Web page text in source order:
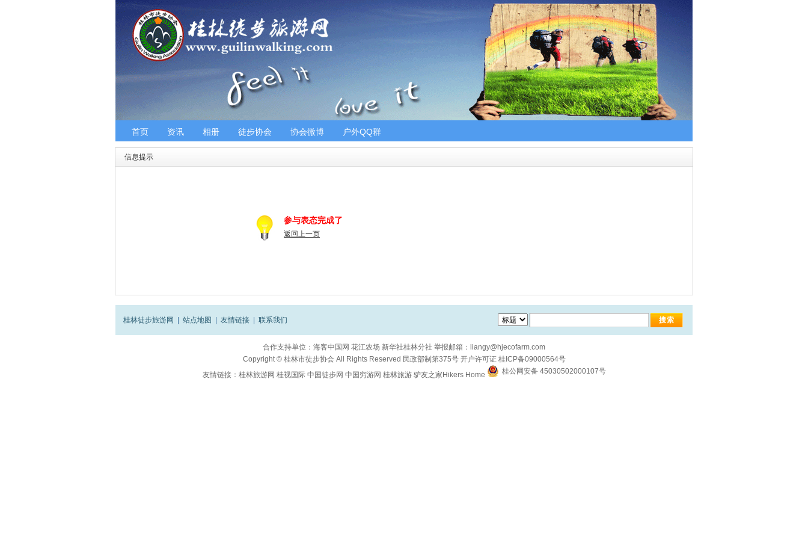
首页 资讯 相册 徒步协会 协会微博 户外QQ群
信息提示
参与表态完成了
返回上一页
桂林徒步旅游网 站点地图 友情链接 联系我们
合作支持单位： 海客中国网 花江农场 新华社桂林分社 举报邮箱： liangy@hjecofarm.com
Copyright © 桂林市徒步协会All Rights Reserved 民政部制第375号 开户许可证 桂ICP备09000564号
友情链接： 桂林旅游网 桂视国际 中国徒步网 中国穷游网 桂林旅游 驴友之家Hikers Home 桂公网安备 45030502000107号